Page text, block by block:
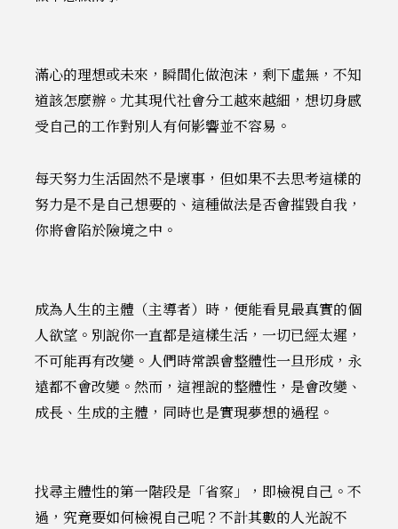
滿心的理想或未來，瞬間化做泡沫，剩下虛無，不知
道該怎麼辦。尤其現代社會分工越來越細，想切身感
受自己的工作對別人有何影響並不容易。
每天努力生活固然不是壞事，但如果不去思考這樣的
努力是不是自己想要的、這種做法是否會摧毀自我，
你將會陷於險境之中。
成為人生的主體（主導者）時，便能看見最真實的個
人欲望。別說你一直都是這樣生活，一切已經太遲，
不可能再有改變。人們時常誤會整體性一旦形成，永
遠都不會改變。然而，這裡說的整體性，是會改變、
成長、生成的主體，同時也是實現夢想的過程。
找尋主體性的第一階段是「省察」，即檢視自己。不
過，究竟要如何檢視自己呢？不計其數的人光說不